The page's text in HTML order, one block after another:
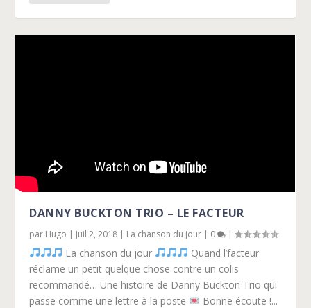
DANNY BUCKTON TRIO – LE FACTEUR
par Hugo | Juil 2, 2018 | La chanson du jour | 0 |
La chanson du jour
Quand l’facteur
réclame un petit quelque chose contre un colis
recommandé… Une histoire de Danny Buckton Trio qui
passe comme une lettre à la poste
Bonne écoute !...